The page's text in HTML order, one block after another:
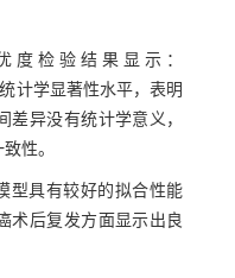
优度检验结果显示：
计学显著性水平，表明
差异没有统计学意义，
性。
型具有较好的拟合性能
术后复发方面显示出良